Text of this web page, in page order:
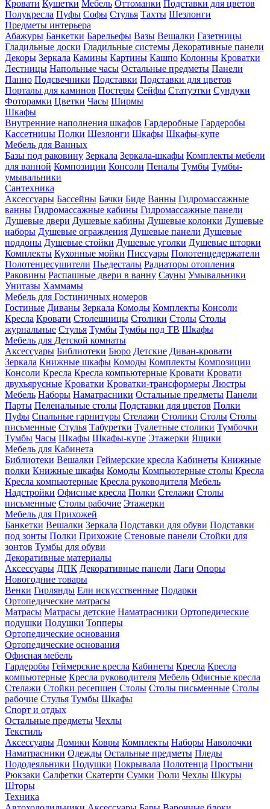
Кровати Кушетки Мебель Оттоманки Подставки для цветов
Полукресла Пуфы Софы Стулья Тахты Шезлонги
Предметы интерьера
Абажуры Банкетки Барельефы Вазы Вешалки Газетницы
Гладильные доски Гладильные системы Декоративные панели
Декоры Зеркала Камины Картины Кашпо Колонны Кроватки
Лестницы Напольные часы Остальные предметы Панели
Панно Подсвечники Подставки Подставки для цветов
Порталы для каминов Постеры Сейфы Статуэтки Сундуки
Фоторамки Цветки Часы Ширмы
Шкафы
Внутренние наполнения шкафов Гардеробные Гардеробы
Кассетницы Полки Шезлонги Шкафы Шкафы-купе
Мебель для Ванных
Базы под раковину Зеркала Зеркала-шкафы Комплекты мебели
для ванной Композиции Консоли Пеналы Тумбы Тумбы-
умывальники
Сантехника
Аксессуары Бассейны Бачки Биде Ванны Гидромассажные
ванны Гидромассажные кабины Гидромассажные панели
Душевые двери Душевые кабины Душевые колонки Душевые
наборы Душевые ограждения Душевые панели Душевые
поддоны Душевые стойки Душевые уголки Душевые шторки
Комплекты Кухонные мойки Писсуары Полотенцедержатели
Полотенцесушители Пьедесталы Радиаторы отопления
Раковины Распашные двери в ванну Сауны Умывальники
Унитазы Хаммамы
Мебель для Гостиничных номеров
Гостиные Диваны Зеркала Комоды Комплекты Консоли
Кресла Кровати Столешницы Столики Столы Столы
журнальные Стулья Тумбы Тумбы под ТВ Шкафы
Мебель для Детской комнаты
Аксессуары Библиотеки Бюро Детские Диван-кровати
Зеркала Книжные шкафы Комоды Комплекты Композиции
Консоли Кресла Кресла компьютерные Кровати Кровати
двухъярусные Кроватки Кроватки-трансформеры Люстры
Мебель Наборы Наматрасники Остальные предметы Панели
Парты Пеленальные столы Подставки для цветов Полки
Пуфы Спальные гарнитуры Стелажи Столики Столы Столы
письменные Стулья Табуретки Туалетные столики Тумбочки
Тумбы Часы Шкафы Шкафы-купе Этажерки Ящики
Мебель для Кабинета
Библиотеки Вешалки Геймерские кресла Кабинеты Книжные
полки Книжные шкафы Комоды Компьютерные столы Кресла
Кресла компьютерные Кресла руководителя Мебель
Надстройки Офисные кресла Полки Стелажи Столы
письменные Столы рабочие Этажерки
Мебель для Прихожей
Банкетки Вешалки Зеркала Подставки для обуви Подставки
под зонты Полки Прихожие Стеновые панели Стойки для
зонтов Тумбы для обуви
Декоративные материалы
Аксессуары ДПК Декоративные панели Лаги Опоры
Новогодние товары
Венки Гирлянды Ели искусственные Подарки
Ортопедические матрасы
Матрасы Матрасы детские Наматрасники Ортопедические
подушки Подушки Топперы
Ортопедические основания
Ортопедические основания
Офисная мебель
Гардеробы Геймерские кресла Кабинеты Кресла Кресла
компьютерные Кресла руководителя Мебель Офисные кресла
Стелажи Стойки ресепшен Столы Столы письменные Столы
рабочие Стулья Тумбы Шкафы
Спорт и отдых
Остальные предметы Чехлы
Текстиль
Аксессуары Домики Ковры Комплекты Наборы Наволочки
Наматрасники Одежды Остальные предметы Пледы
Пододеяльники Подушки Покрывала Полотенца Простыни
Рюкзаки Салфетки Скатерти Сумки Тюли Чехлы Шкуры
Шторы
Техника